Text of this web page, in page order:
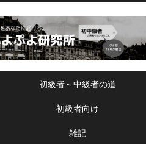
初級者～中級者の道
初級者向け
雑記